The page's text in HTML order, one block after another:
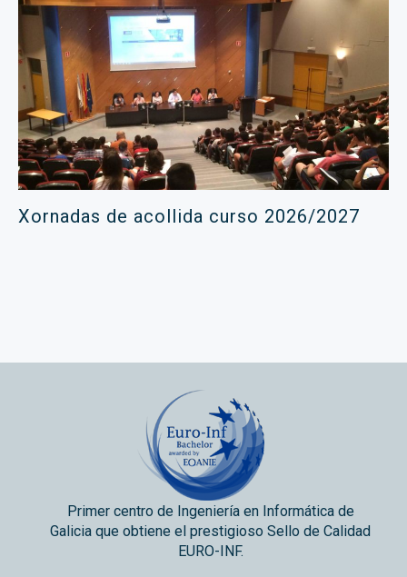
Xornadas de acollida curso 2026/2027
Primer centro de Ingeniería en Informática de
Galicia que obtiene el prestigioso Sello de Calidad
EURO-INF.